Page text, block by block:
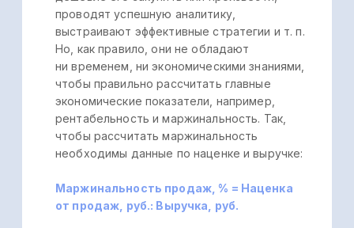
выявлять наиболее прибыльные
и востребованные товары, а также те,
которые требуют пересмотра ценовой
политики или стратегии продвижения.
информация по конкурентам. Например,
для площадки Ozon (см. скриншот 5
ниже).
по продажам в сервисе Управляйка